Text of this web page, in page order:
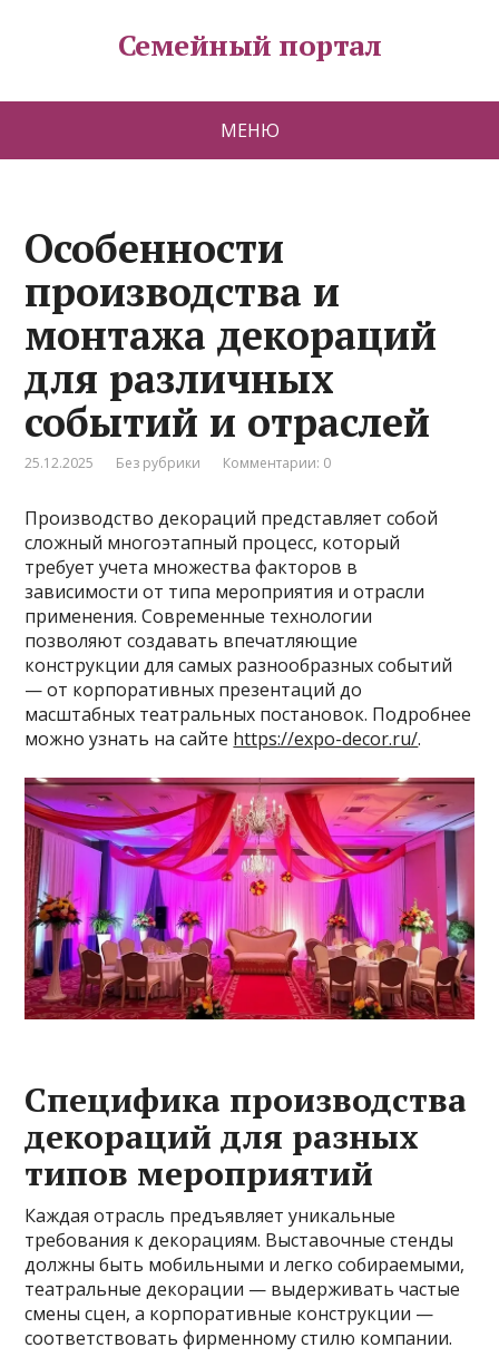
Семейный портал
МЕНЮ
Особенности
производства и
монтажа декораций
для различных
событий и отраслей
25.12.2025 Без рубрики Комментарии: 0
Производство декораций представляет собой
сложный многоэтапный процесс, который
требует учета множества факторов в
зависимости от типа мероприятия и отрасли
применения. Современные технологии
позволяют создавать впечатляющие
конструкции для самых разнообразных событий
— от корпоративных презентаций до
масштабных театральных постановок. Подробнее
можно узнать на сайте https://expo-decor.ru/.
Специфика производства
декораций для разных
типов мероприятий
Каждая отрасль предъявляет уникальные
требования к декорациям. Выставочные стенды
должны быть мобильными и легко собираемыми,
театральные декорации — выдерживать частые
смены сцен, а корпоративные конструкции —
соответствовать фирменному стилю компании.